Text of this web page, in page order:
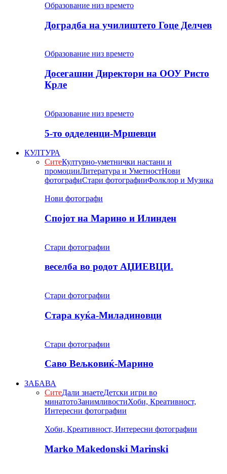
Образование низ времето
Доградба на училиштето Гоце Делчев
Образование низ времето
Досегашни Директори на ООУ Ристо
Крле
Образование низ времето
5-то одделенци-Мршевци
КУЛТУРА
СитеКултурно-уметнички настани и
промоцииЛитература и УметностНови
фотографиСтари фотографииФолклор и Музика
Нови фотографи
Спојот на Марино и Илинден
Стари фотографии
веселба во родот АЏИЕВЦИ.
Стари фотографии
Стара куќа-Миладиновци
Стари фотографии
Саво Вељковиќ-Марино
ЗАБАВА
СитеДали знаетеДетски игри во
минатотоЗанимливостиХоби, Креативност,
Интересни фотографии
Хоби, Креативност, Интересни фотографии
Marko Makedonski Marinski